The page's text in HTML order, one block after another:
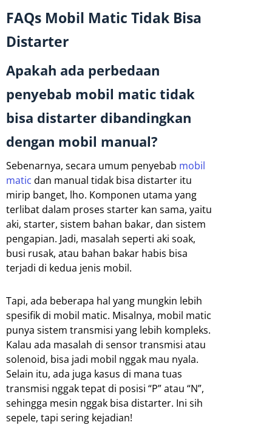
FAQs Mobil Matic Tidak Bisa
Distarter
Apakah ada perbedaan
penyebab mobil matic tidak
bisa distarter dibandingkan
dengan mobil manual?
Sebenarnya, secara umum penyebab mobil
matic dan manual tidak bisa distarter itu
mirip banget, lho. Komponen utama yang
terlibat dalam proses starter kan sama, yaitu
aki, starter, sistem bahan bakar, dan sistem
pengapian. Jadi, masalah seperti aki soak,
busi rusak, atau bahan bakar habis bisa
terjadi di kedua jenis mobil.
Tapi, ada beberapa hal yang mungkin lebih
spesifik di mobil matic. Misalnya, mobil matic
punya sistem transmisi yang lebih kompleks.
Kalau ada masalah di sensor transmisi atau
solenoid, bisa jadi mobil nggak mau nyala.
Selain itu, ada juga kasus di mana tuas
transmisi nggak tepat di posisi “P” atau “N”,
sehingga mesin nggak bisa distarter. Ini sih
sepele, tapi sering kejadian!